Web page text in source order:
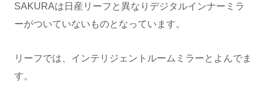
SAKURAは日産リーフと異なりデジタルインナーミラ
ーがついていないものとなっています。
リーフでは、インテリジェントルームミラーとよんでま
す。